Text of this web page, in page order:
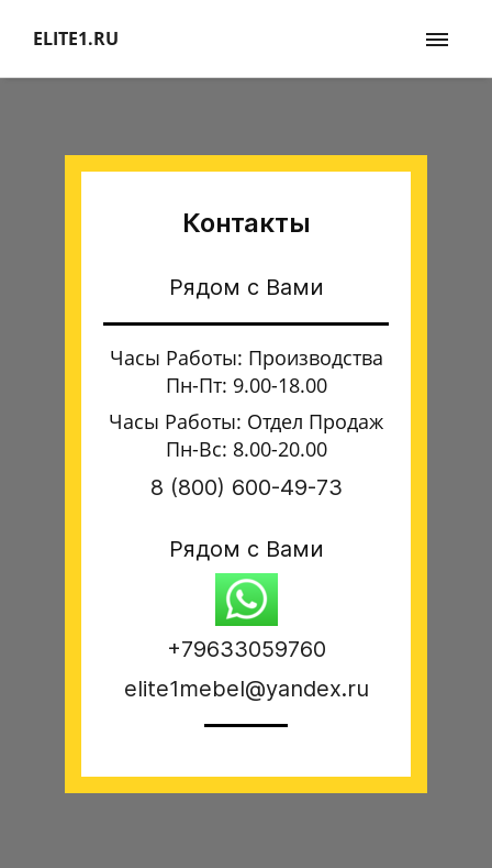
ELITE1.RU
Контакты
Рядом с Вами
Часы Работы: Производства
Пн-Пт: 9.00-18.00
Часы Работы: Отдел Продаж
Пн-Вс: 8.00-20.00
8 (800) 600-49-73
Рядом с Вами
+79633059760
elite1mebel@yandex.ru